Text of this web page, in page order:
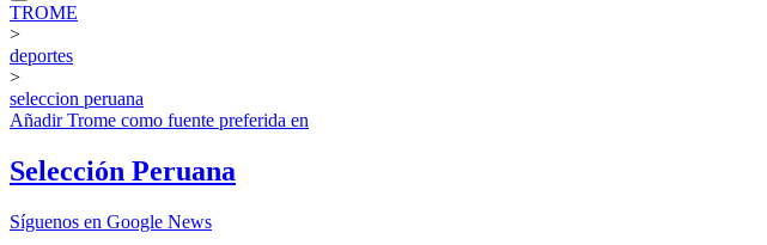
TROME
>
deportes
>
seleccion peruana
AñadirTrome como fuente preferida en
Selección Peruana
Síguenos en Google News